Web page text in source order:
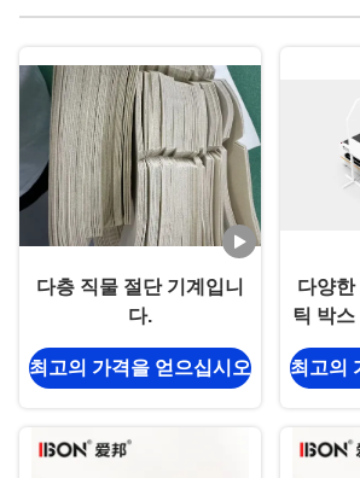
다층 직물 절단 기계입니
다.
최고의 가격을 얻으십시오
다양한
틱 박스
을위
최고의